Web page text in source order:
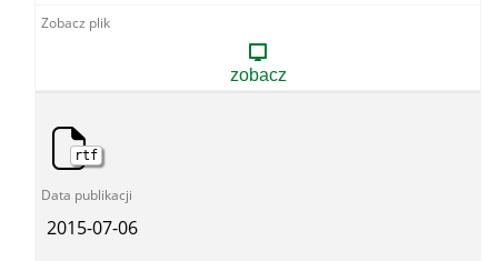
2015
rozporządzenia
stażu
adaptacyjnego
testu
w
zobacz
rtf
2015-07-06